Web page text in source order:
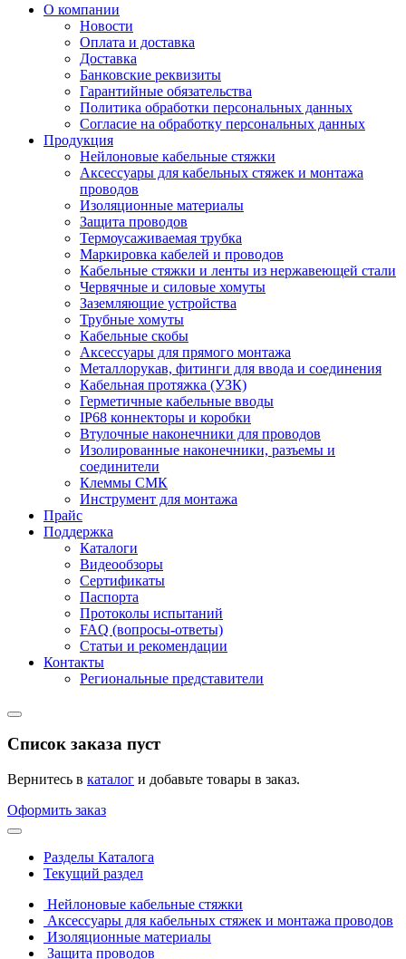
О компании
Новости
Оплата и доставка
Доставка
Банковские реквизиты
Гарантийные обязательства
Политика обработки персональных данных
Согласие на обработку персональных данных
Продукция
Нейлоновые кабельные стяжки
Аксессуары для кабельных стяжек и монтажа
проводов
Изоляционные материалы
Защита проводов
Термоусаживаемая трубка
Маркировка кабелей и проводов
Кабельные стяжки и ленты из нержавеющей стали
Червячные и силовые хомуты
Заземляющие устройства
Трубные хомуты
Кабельные скобы
Аксессуары для прямого монтажа
Металлорукав, фитинги для ввода и соединения
Кабельная протяжка (УЗК)
Герметичные кабельные вводы
IP68 коннекторы и коробки
Втулочные наконечники для проводов
Изолированные наконечники, разъемы и
соединители
Клеммы СМК
Инструмент для монтажа
Прайс
Поддержка
Каталоги
Видеообзоры
Сертификаты
Паспорта
Протоколы испытаний
FAQ (вопросы-ответы)
Статьи и рекомендации
Контакты
Региональные представители
Список заказа пуст
Вернитесь в каталог и добавьте товары в заказ.
Оформить заказ
Разделы Каталога
Текущий раздел
Нейлоновые кабельные стяжки
Аксессуары для кабельных стяжек и монтажа проводов
Изоляционные материалы
Защита проводов